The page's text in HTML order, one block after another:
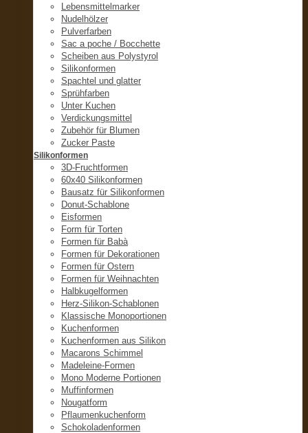
Lebensmittelmarker
Nudelhölzer
Pulverfarben
Sac a poche / Bocchette
Scheiben aus Polystyrol
Silikonformen
Spachtel und glatter
Sprühfarben
Unter Kuchen
Verdickungsmittel
Zubehör für Blumen
Zucker Paste
Silikonformen
3D-Fruchtformen
60x40 Silikonformen
Bausatz für Silikonformen
Donut-Schablone
Eisformen
Form für Torten
Formen für Babà
Formen für Dekorationen
Formen für Ostern
Formen für Weihnachten
Halbkugelformen
Herz-Silikon-Schablonen
Klassische Monoportionen
Kuchenformen
Kuchenformen aus Silikon
Macarons Schimmel
Madeleine-Formen
Mono Moderne Portionen
Muffinformen
Nougatform
Pflaumenkuchenform
Schokoladenformen